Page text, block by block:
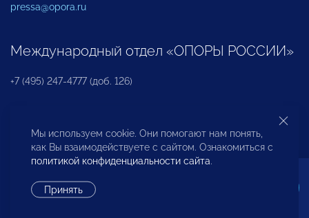
pressa@opora.ru
Международный отдел «ОПОРЫ РОССИИ»
+7 (495) 247-4777 (доб. 126)
Бюро по защите прав предпринимателей и
инвесторов
Мы используем cookie. Они помогают нам понять,
как Вы взаимодействуете с сайтом. Ознакомиться с
политикой конфиденциальности сайта.
Принять